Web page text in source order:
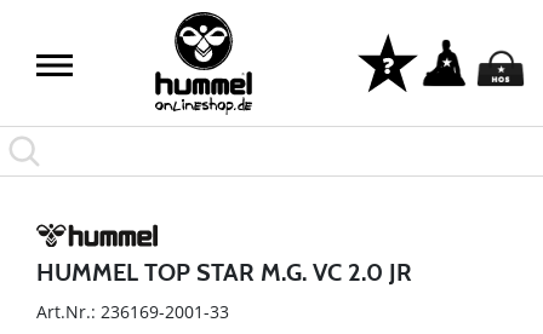
HUMMEL TOP STAR M.G. VC 2.0 JR
Art.Nr.: 236169-2001-33